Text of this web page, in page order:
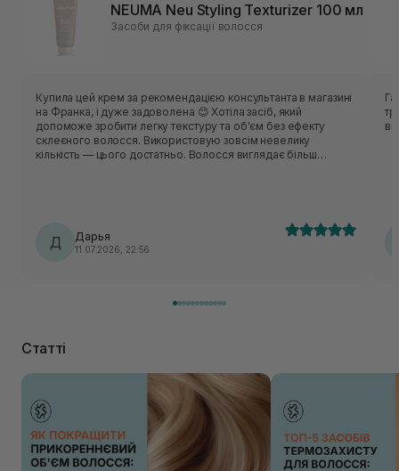
NEUMA Neu Styling Texturizer 100 мл
Засоби для фіксації волосся
Купила цей крем за рекомендацією консультанта в магазині
на Франка, і дуже задоволена 😊 Хотіла засіб, який
допоможе зробити легку текстуру та об'єм без ефекту
склеєного волосся. Використовую зовсім невелику
кількість — цього достатньо. Волосся виглядає більш
Д Дарья
11.07.2026, 22:56
Статті